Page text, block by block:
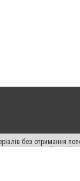
без отримання
на цитовані